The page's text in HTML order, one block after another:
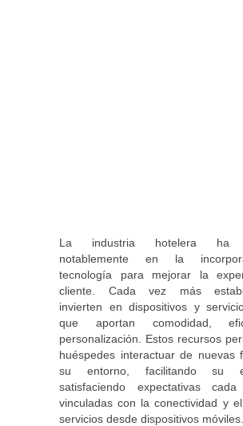
La industria hotelera ha
notablemente en la
tecnología para mejorar la
cliente. Cada vez más
invierten en dispositivos y
que aportan comodidad,
personalización. Estos recursos
huéspedes interactuar de nuevas
su entorno, facilitando su
satisfaciendo expectativas
vinculadas con la conectividad y
servicios desde dispositivos móviles.